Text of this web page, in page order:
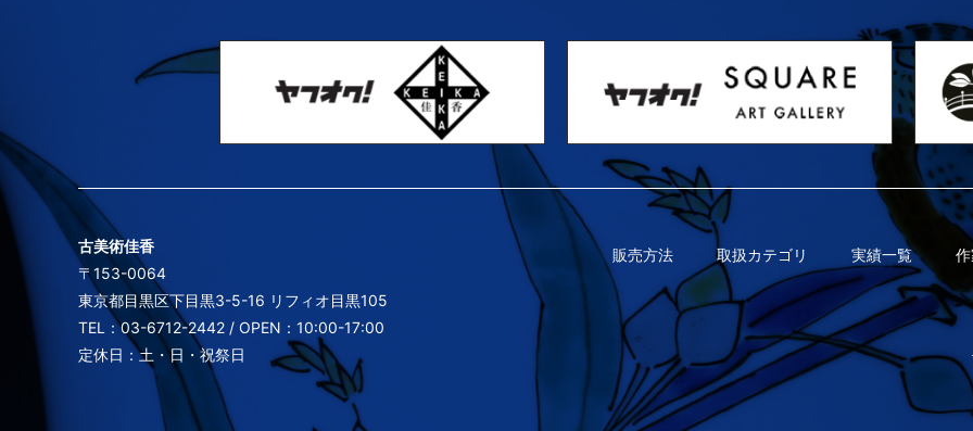
販売方法 取扱カテゴリ 実績一覧
古美術佳香
〒153-0064
東京都目黒区下目黒3-5-16 リフィオ目黒105
TEL：03-6712-2442 / OPEN：10:00-17:00
定休日：土・日・祝祭日